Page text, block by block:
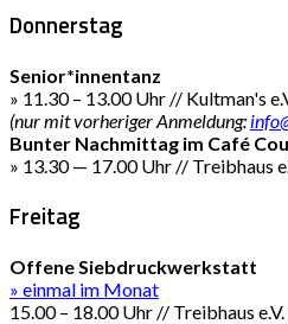
Donnerstag
Senior*innentanz
» 11.30 – 13.00 Uhr // Kultman's
(nur mit vorheriger Anmeldung:
Bunter Nachmittag im Café
» 13.30 — 17.00 Uhr // Treibhaus
Freitag
Offene Siebdruckwerkstatt
» einmal im Monat
15.00 – 18.00 Uhr // Treibhaus